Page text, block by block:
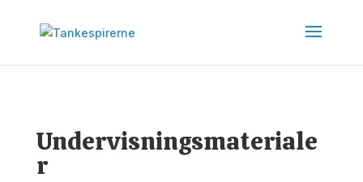
Undervisningsmateriale
r